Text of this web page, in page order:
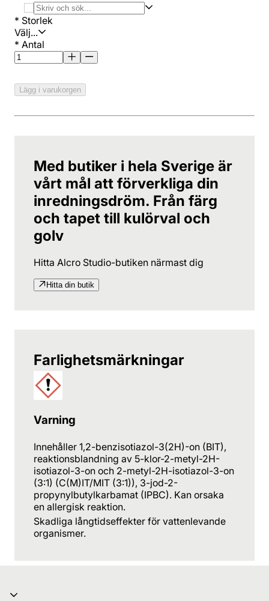
* Storlek
Välj...
* Antal
Lägg i varukorgen
Med butiker i hela Sverige är
vårt mål att förverkliga din
inredningsdröm. Från färg
och tapet till kulörval och
golv
Hitta Alcro Studio-butiken närmast dig
Hitta din butik
Farlighetsmärkningar
Varning
Innehåller 1,2-benzisotiazol-3(2H)-on (BIT),
reaktionsblandning av 5-klor-2-metyl-2H-
isotiazol-3-on och 2-metyl-2H-isotiazol-3-on
(3:1) (C(M)IT/MIT (3:1)), 3-jod-2-
propynylbutylkarbamat (IPBC). Kan orsaka
en allergisk reaktion.
Skadliga långtidseffekter för vattenlevande
organismer.